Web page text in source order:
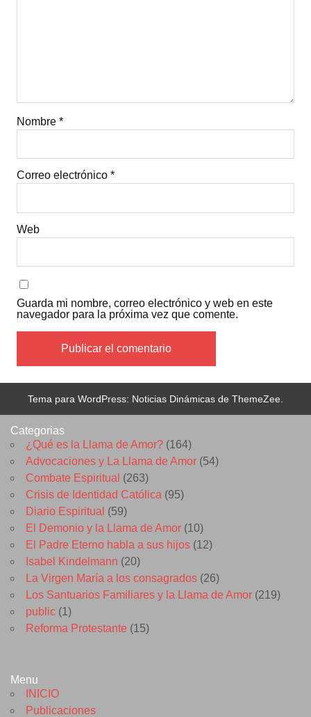
Nombre *
Correo electrónico *
Web
Guarda mi nombre, correo electrónico y web en este
navegador para la próxima vez que comente.
Tema para WordPress: Noticias Dinámicas de ThemeZee.
Categorias
¿Qué es la Llama de Amor? (164)
Advocaciones y La Llama de Amor (54)
Combate Espiritual (263)
Crisis de Identidad Católica (95)
Diario Espiritual (59)
El Demonio y la Llama de Amor (10)
El Padre Eterno habla a sus hijos (12)
Isabel Kindelmann (20)
La Virgen María a los consagrados (26)
Los Santuarios Familiares y la Llama de Amor (219)
public (1)
Reforma Protestante (15)
Menu
INICIO
Publicaciones